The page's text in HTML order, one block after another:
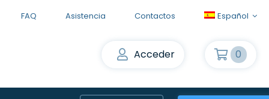
FAQ Asistencia Contactos Español
Acceder 0